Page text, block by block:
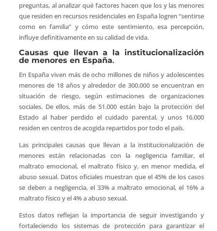
preguntas, al analizar qué factores hacen que los y las menores
que residen en recursos residenciales en España logren “sentirse
como en familia” y cómo este sentimiento, esa percepción,
influye definitivamente en su calidad de vida.
Causas que llevan a la institucionalización
de menores en España.
En España viven más de ocho millones de niños y adolescentes
menores de 18 años y alrededor de 300.000 se encuentran en
situación de riesgo, según estimaciones de organizaciones
sociales. De ellos, más de 51.000 están bajo la protección del
Estado al haber perdido el cuidado parental, y unos 16.000
residen en centros de acogida repartidos por todo el país.
Las principales causas que llevan a la institucionalización de
menores están relacionadas con la negligencia familiar, el
maltrato emocional, el maltrato físico y, en menor medida, el
abuso sexual. Datos oficiales muestran que el 45% de los casos
se deben a negligencia, el 33% a maltrato emocional, el 16% a
maltrato físico y el 4% a abuso sexual.
Estos datos reflejan la importancia de seguir investigando y
fortaleciendo los sistemas de protección para garantizar el